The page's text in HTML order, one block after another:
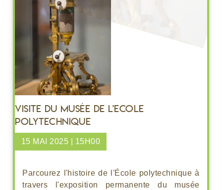
Visite du musée de l'Ecole
Polytechnique
15 MAI 2025 | 15H00
Parcourez l'histoire de l'École polytechnique à
travers l'exposition permanente du musée